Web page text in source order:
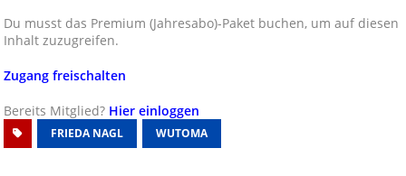
Du musst das Premium (Jahresabo)-Paket buchen, um auf diesen
Inhalt zuzugreifen.
Zugang freischalten
Bereits Mitglied? Hier einloggen
FRIEDA NAGL WUTOMA